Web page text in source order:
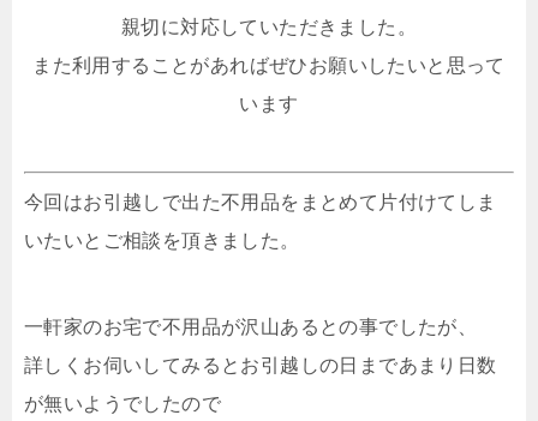
親切に対応していただきました。
また利用することがあればぜひお願いしたいと思って
います
今回はお引越しで出た不用品をまとめて片付けてしま
いたいとご相談を頂きました。
一軒家のお宅で不用品が沢山あるとの事でしたが、
詳しくお伺いしてみるとお引越しの日まであまり日数
が無いようでしたので